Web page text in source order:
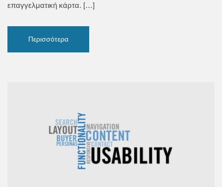
επαγγελματική κάρτα. […]
Περισσότερα